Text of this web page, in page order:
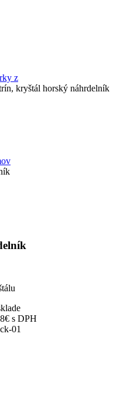
z
kryštál horský náhrdelník
€ s DPH
01